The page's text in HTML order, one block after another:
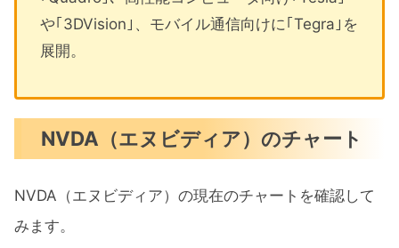
や｢3DVision｣、モバイル通信向けに｢Tegra｣を
展開。
NVDA（エヌビディア）のチャート
NVDA（エヌビディア）の現在のチャートを確認して
みます。